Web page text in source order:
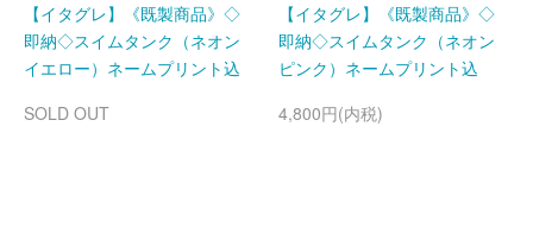
【イタグレ】《既製商品》◇
即納◇スイムタンク（ネオン
イエロー）ネームプリント込
SOLD OUT
【イタグレ】《既製商品》◇
即納◇スイムタンク（ネオン
ピンク）ネームプリント込
4,800円(内税)